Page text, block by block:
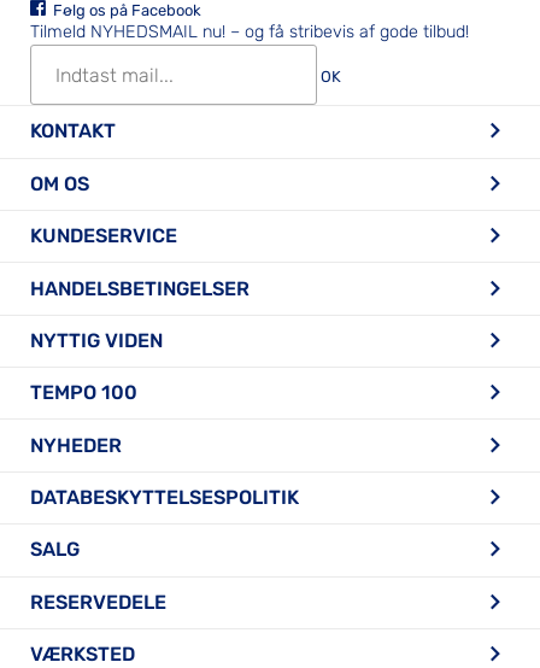
Følg os på Facebook
Tilmeld NYHEDSMAIL nu! – og få stribevis af gode tilbud!
OK
KONTAKT
OM OS
KUNDESERVICE
HANDELSBETINGELSER
NYTTIG VIDEN
TEMPO 100
NYHEDER
DATABESKYTTELSESPOLITIK
SALG
RESERVEDELE
VÆRKSTED